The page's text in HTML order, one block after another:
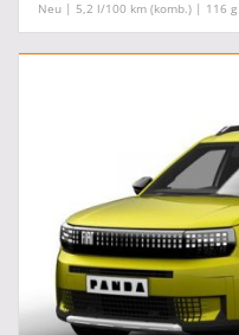
Neu | 5,2 l/100 km (komb.) | 116 g